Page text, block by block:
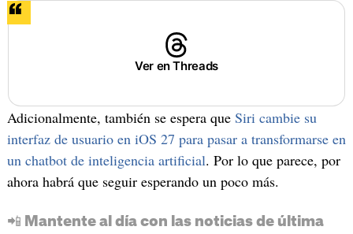
Ver en Threads
Adicionalmente, también se espera que Siri cambie su
interfaz de usuario en iOS 27 para pasar a transformarse en
un chatbot de inteligencia artificial. Por lo que parece, por
ahora habrá que seguir esperando un poco más.
📲 Mantente al día con las noticias de última